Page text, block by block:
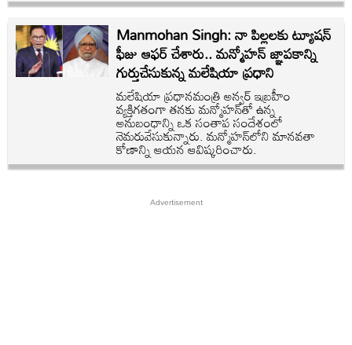
Manmohan Singh: నా పిల్లలకు ట్యూషన్
ఫీజు ఆఫర్ చేశారు.. మన్మోహన్‌ జ్ఞాపకాన్ని
గుర్తుచేసుకున్న మలేషియా ప్రధాని
మలేషియా ప్రధానమంత్రి అన్వర్ ఇబ్రహీం
వ్యక్తిగతంగా తనకు మన్మోహన్‌తో ఉన్న
అనుబంధాన్ని ఒక సంతాప సందేశంలో
నెమరువేసుకున్నారు. మన్మోహన్‌లోని మానవతా
కోణాన్ని ఆయన ఆవిష్కరించారు.